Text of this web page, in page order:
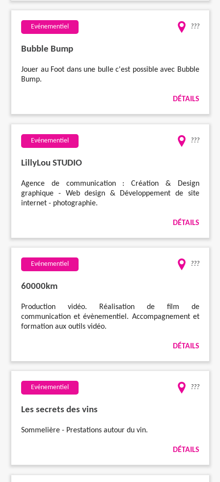
Evénementiel ???
Bubble Bump
Jouer au Foot dans une bulle c'est possible avec Bubble
Bump.
DÉTAILS
Evénementiel ???
LillyLou STUDIO
Agence de communication : Création & Design
graphique - Web design & Développement de site
internet - photographie.
DÉTAILS
Evénementiel ???
60000km
Production vidéo. Réalisation de film de
communication et évènementiel. Accompagnement et
formation aux outils vidéo.
DÉTAILS
Evénementiel ???
Les secrets des vins
Sommelière - Prestations autour du vin.
DÉTAILS